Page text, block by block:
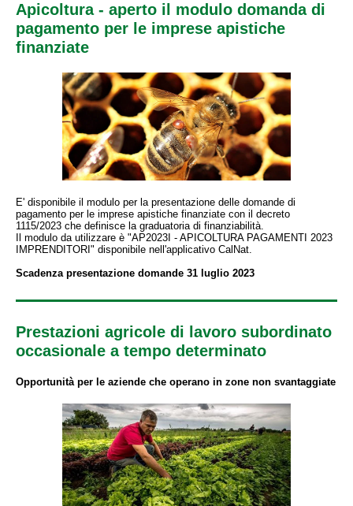
Apicoltura - aperto il modulo domanda di
pagamento per le imprese apistiche
finanziate
E' disponibile il modulo per la presentazione delle domande di
pagamento per le imprese apistiche finanziate con il decreto
1115/2023 che definisce la graduatoria di finanziabilità.
Il modulo da utilizzare è "AP2023I - APICOLTURA PAGAMENTI 2023
IMPRENDITORI" disponibile nell'applicativo CalNat.
Scadenza presentazione domande 31 luglio 2023
Prestazioni agricole di lavoro subordinato
occasionale a tempo determinato
Opportunità per le aziende che operano in zone non svantaggiate